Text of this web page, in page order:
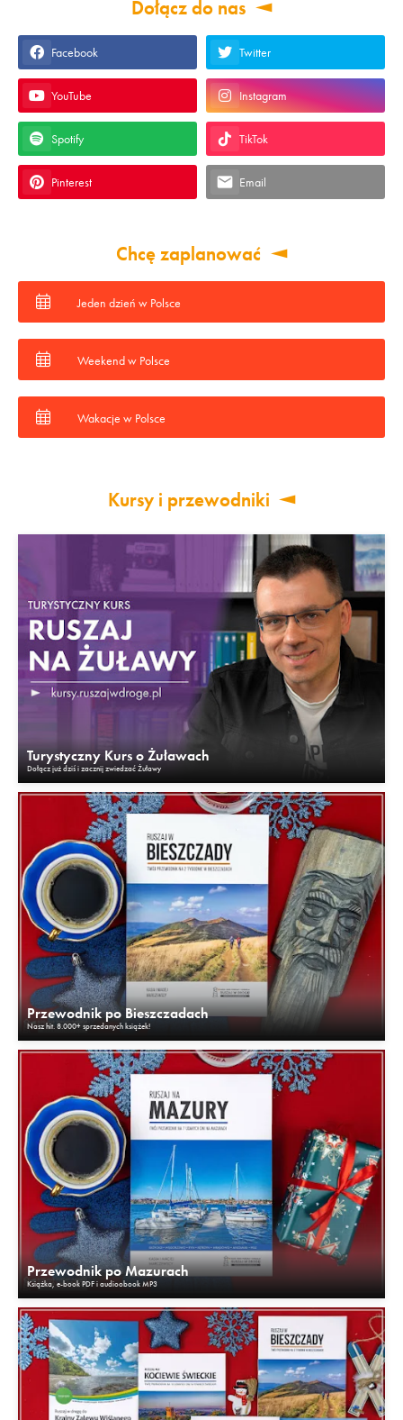
Dołącz do nas
Facebook Twitter
YouTube Instagram
Spotify TikTok
Pinterest Email
Chcę zaplanować
Jeden dzień w Polsce
Weekend w Polsce
Wakacje w Polsce
Kursy i przewodniki
Turystyczny Kurs o Żuławach
Dołącz już dziś i zacznij zwiedzać Żuławy
Przewodnik po Bieszczadach
Nasz hit. 8.000+ sprzedanych książek!
Przewodnik po Mazurach
Książka, e-book PDF i audioobook MP3